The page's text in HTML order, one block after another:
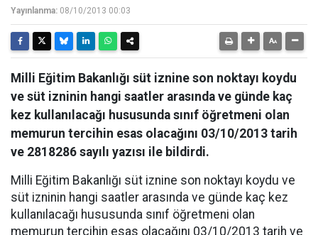
Yayınlanma: 08/10/2013 00:03
Milli Eğitim Bakanlığı süt iznine son noktayı koydu
ve süt izninin hangi saatler arasında ve günde kaç
kez kullanılacağı hususunda sınıf öğretmeni olan
memurun tercihin esas olacağını 03/10/2013 tarih
ve 2818286 sayılı yazısı ile bildirdi.
Milli Eğitim Bakanlığı süt iznine son noktayı koydu ve
süt izninin hangi saatler arasında ve günde kaç kez
kullanılacağı hususunda sınıf öğretmeni olan
memurun tercihin esas olacağını 03/10/2013 tarih ve